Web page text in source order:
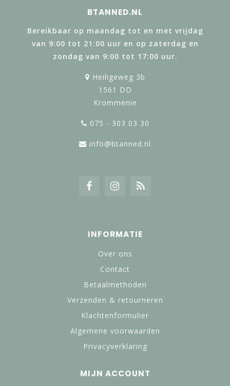
BTANNED.NL
Bereikbaar op maandag tot en met vrijdag
van 9:00 tot 21:00 uur en op zaterdag en
zondag van 9:00 tot 17:00 uur.
Heiligeweg 3b
1561 DD
Krommenie
075 - 303 03 30
info@btanned.nl
INFORMATIE
Over ons
Contact
Betaalmethoden
Verzenden & retourneren
Klachtenformulier
Algemene voorwaarden
Privacyverklaring
MIJN ACCOUNT